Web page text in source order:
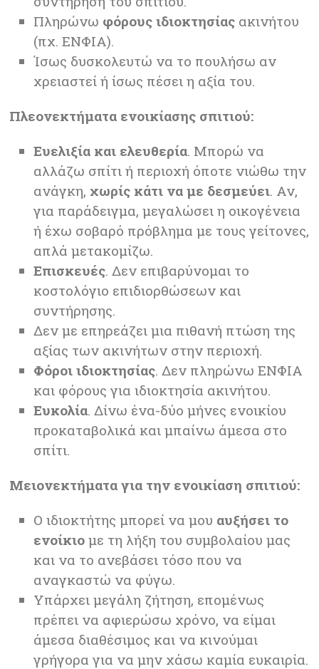
Πληρώνω φόρους ιδιοκτησίαςακινήτου
(πχ. ΕΝΦΙΑ).
Ίσως δυσκολευτώ να το πουλήσω αν
χρειαστεί ή ίσως πέσει η αξία του.
Πλεονεκτήματα ενοικίασης σπιτιού:
Eυελιξία και ελευθερία. Μπορώ να
αλλάζω σπίτι ή περιοχή όποτε νιώθω την
ανάγκη, χωρίς κάτι να με δεσμεύει. Αν,
για παράδειγμα, μεγαλώσει η οικογένεια
ή έχω σοβαρό πρόβλημα με τους γείτονες,
απλά μετακομίζω.
Επισκευές. Δεν επιβαρύνομαι το
κοστολόγιο επιδιορθώσεων και
συντήρησης.
Δεν με επηρεάζει μια πιθανή πτώση της
αξίας των ακινήτων στην περιοχή.
Φόροι ιδιοκτησίας. Δεν πληρώνω ΕΝΦΙΑ
και φόρους για ιδιοκτησία ακινήτου.
Ευκολία. Δίνω ένα-δύο μήνες ενοικίου
προκαταβολικά και μπαίνω άμεσα στο
σπίτι.
Μειονεκτήματα για την ενοικίαση σπιτιού:
Ο ιδιοκτήτης μπορεί να μου αυξήσει το
ενοίκιομε τη λήξη του συμβολαίου μας
και να το ανεβάσει τόσο που να
αναγκαστώ να φύγω.
Υπάρχει μεγάλη ζήτηση, επομένως
πρέπει να αφιερώσω χρόνο, να είμαι
άμεσα διαθέσιμος και να κινούμαι
γρήγορα για να μην χάσω καμία ευκαιρία.